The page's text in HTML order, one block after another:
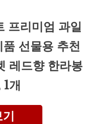
프리미엄 과일
선물용 추천
레드향 한라봉
개